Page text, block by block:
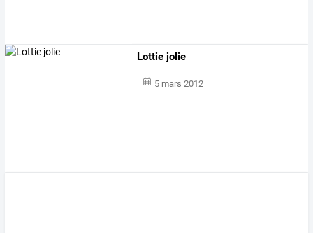
Lottie jolie
5 mars 2012